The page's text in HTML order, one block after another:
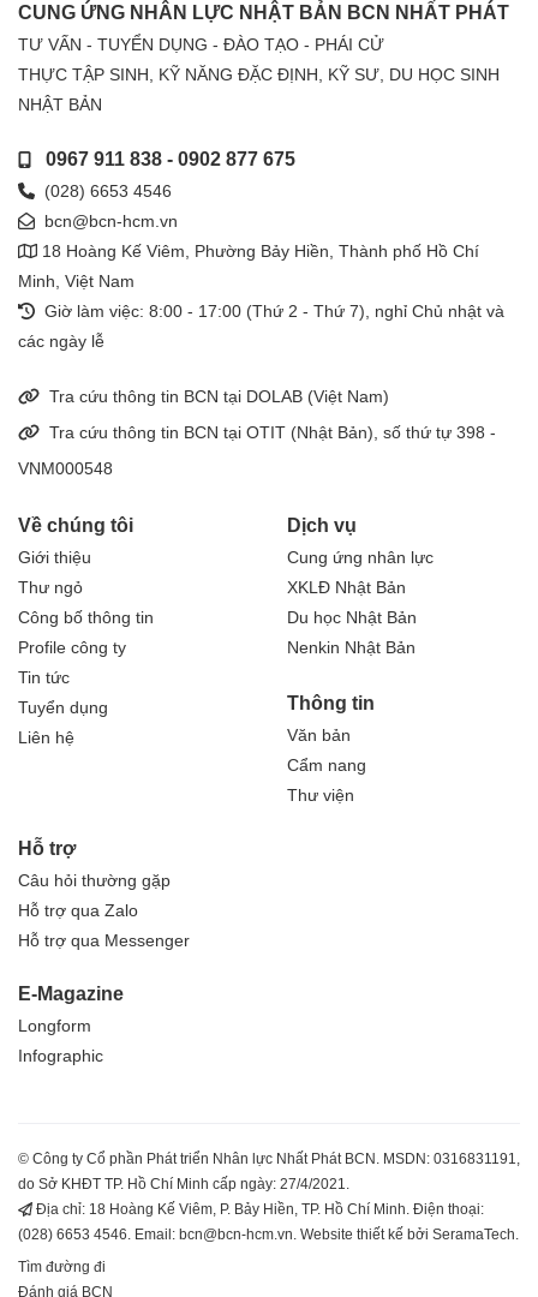
CUNG ỨNG NHÂN LỰC NHẬT BẢN BCN NHẤT PHÁT
TƯ VẤN - TUYỂN DỤNG - ĐÀO TẠO - PHÁI CỬ
THỰC TẬP SINH, KỸ NĂNG ĐẶC ĐỊNH, KỸ SƯ, DU HỌC SINH
NHẬT BẢN
0967 911 838- 0902 877 675
(028) 6653 4546
bcn@bcn-hcm.vn
18 Hoàng Kế Viêm, Phường Bảy Hiền, Thành phố Hồ Chí
Minh, Việt Nam
Giờ làm việc: 8:00 - 17:00 (Thứ 2 - Thứ 7), nghỉ Chủ nhật và
các ngày lễ
Tra cứu thông tin BCN tại DOLAB (Việt Nam)
Tra cứu thông tin BCN tại OTIT (Nhật Bản), số thứ tự 398 -
VNM000548
Về chúng tôi
Giới thiệu
Thư ngỏ
Công bố thông tin
Profile công ty
Tin tức
Tuyển dụng
Liên hệ
Dịch vụ
Cung ứng nhân lực
XKLĐ Nhật Bản
Du học Nhật Bản
Nenkin Nhật Bản
Thông tin
Văn bản
Cẩm nang
Thư viện
Hỗ trợ
Câu hỏi thường gặp
Hỗ trợ qua Zalo
Hỗ trợ qua Messenger
E-Magazine
Longform
Infographic
© Công ty Cổ phần Phát triển Nhân lực Nhất Phát BCN. MSDN: 0316831191,
do Sở KHĐT TP. Hồ Chí Minh cấp ngày: 27/4/2021.
Địa chỉ: 18 Hoàng Kế Viêm, P. Bảy Hiền, TP. Hồ Chí Minh. Điện thoại:
(028) 6653 4546. Email: bcn@bcn-hcm.vn. Website thiết kế bởi SeramaTech.
Tìm đường đi
Đánh giá BCN